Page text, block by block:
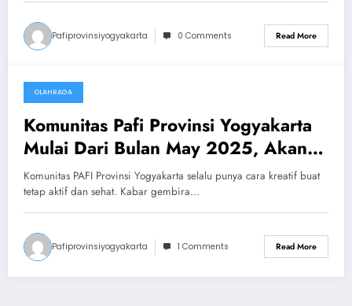
Pafiprovinsiyogyakarta 0 Comments Read More
May 29, 2025
OLAHRAGA
Komunitas Pafi Provinsi Yogyakarta
Mulai Dari Bulan May 2025, Akan
Rutinitaskan Olahraga Tennis
Komunitas PAFI Provinsi Yogyakarta selalu punya cara kreatif buat
tetap aktif dan sehat. Kabar gembira…
Pafiprovinsiyogyakarta 1 Comments Read More